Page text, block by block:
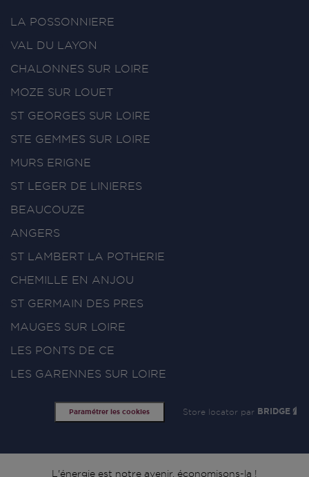
LA POSSONNIERE
VAL DU LAYON
CHALONNES SUR LOIRE
MOZE SUR LOUET
ST GEORGES SUR LOIRE
STE GEMMES SUR LOIRE
MURS ERIGNE
ST LEGER DE LINIERES
BEAUCOUZE
ANGERS
ST LAMBERT LA POTHERIE
CHEMILLE EN ANJOU
ST GERMAIN DES PRES
MAUGES SUR LOIRE
LES PONTS DE CE
LES GARENNES SUR LOIRE
Paramétrer les cookies Store locator par BRIDGE
L'énergie est notre avenir, économisons-la !